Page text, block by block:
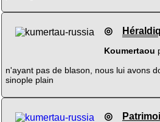
◎
Koumertaou
n'ayant pas de blason, nous lui avons
sinople plain
◎